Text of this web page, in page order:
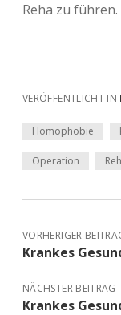
Reha zu führen.
VERÖFFENTLICHT IN
Homophobie
Operation
VORHERIGER
Krankes
NÄCHSTER BEITRAG
Krankes